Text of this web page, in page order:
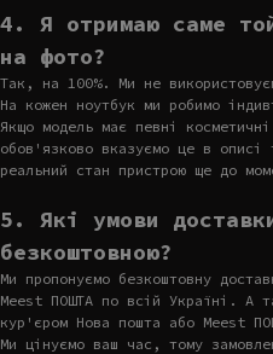
4. Я отримаю саме
на фото?
Так, на 100%. Ми не
На кожен ноутбук ми робимо
Якщо модель має певні
обов'язково вказуємо це в
реальний стан пристрою ще до
5. Які умови
безкоштовною?
Ми пропонуємо безкоштовну
Meest ПОШТА по всій Україні. А
кур'єром Нова пошта або Meest
Ми цінуємо ваш час, тому